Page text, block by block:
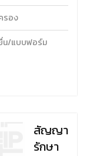
รอง
น/แบบฟอร์ม
สัญญา
รักษา